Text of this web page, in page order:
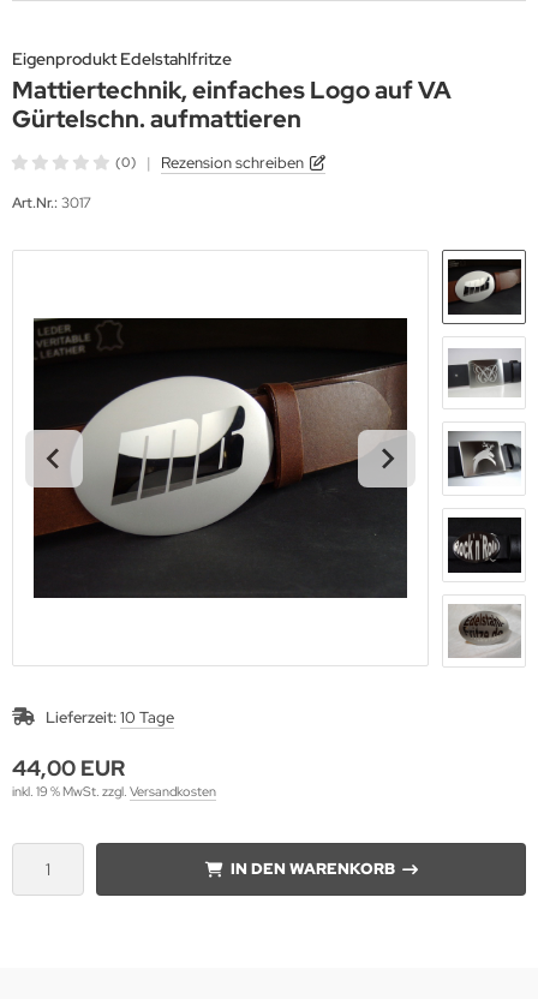
Eigenprodukt Edelstahlfritze
Mattiertechnik, einfaches Logo auf VA
Gürtelschn. aufmattieren
(0) | Rezension schreiben
Art.Nr.: 3017
Lieferzeit:10 Tage
44,00 EUR
inkl. 19 % MwSt. zzgl. Versandkosten
IN DEN WARENKORB
Gürtelschnallen